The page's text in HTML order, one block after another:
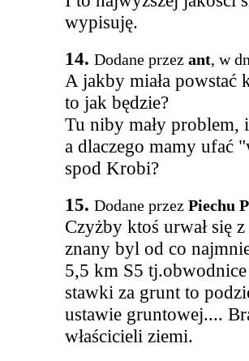
wypisuję.
14. Dodane przez ant, w
A jakby miała
to jak będzie?
Tu niby mały problem,
a dlaczego mamy ufać
spod Krobi?
15. Dodane przez Piechu
Czyżby ktoś urwał się
znany byl od co
5,5 km S5
stawki za grunt to
ustawie gruntowej....
właścicieli ziemi.